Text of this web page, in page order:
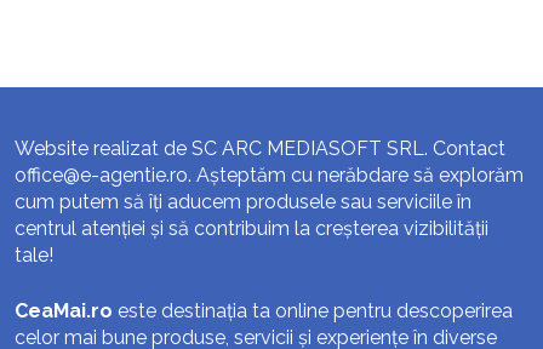
Website realizat de SC ARC MEDIASOFT SRL. Contact
office@e-agentie.ro. Așteptăm cu nerăbdare să explorăm
cum putem să îți aducem produsele sau serviciile în
centrul atenției și să contribuim la creșterea vizibilității
tale!
CeaMai.ro este destinația ta online pentru descoperirea
celor mai bune produse, servicii și experiențe în diverse